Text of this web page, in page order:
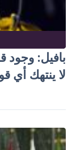
بافيل: وجود
لا ينتهك أي